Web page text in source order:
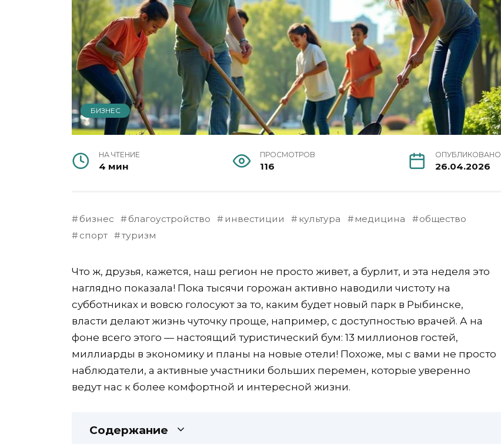
БИЗНЕС
НА ЧТЕНИЕ
4 мин
ПРОСМОТРОВ
116
ОПУБЛИКОВАНО
26.04.2026
бизнес благоустройство инвестиции культура медицина
общество
спорт
туризм
Что ж, друзья, кажется, наш регион не просто живет, а бурлит, и эта неделя это
наглядно показала! Пока тысячи горожан активно наводили чистоту на
субботниках и вовсю голосуют за то, каким будет новый парк в Рыбинске,
власти делают жизнь чуточку проще, например, с доступностью врачей. А на
фоне всего этого — настоящий туристический бум: 13 миллионов гостей,
миллиарды в экономику и планы на новые отели! Похоже, мы с вами не просто
наблюдатели, а активные участники больших перемен, которые уверенно
ведут нас к более комфортной и интересной жизни.
Содержание